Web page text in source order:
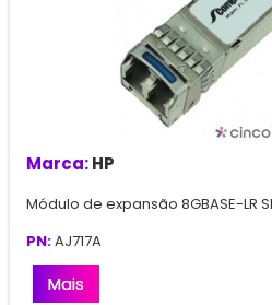
Marca:HP
Módulo de expansão 8GBASE-LR
PN:AJ717A
Mais